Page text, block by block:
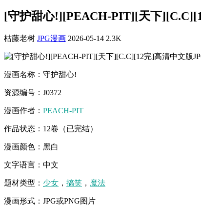
[守护甜心!][PEACH-PIT][天下
枯藤老树 JPG漫画 2026-05-14 2.3K
漫画名称：守护甜心!
资源编号：J0372
漫画作者： PEACH-PIT
作品状态：12卷（已完结）
漫画颜色：黑白
文字语言：中文
题材类型： 少女 ， 搞笑 ， 魔法
漫画形式：JPG或PNG图片